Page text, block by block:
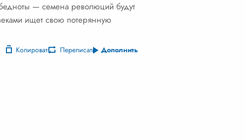
бедноты — семена революций будут
ищет свою потерянную
Копировать Переписать Дополнить